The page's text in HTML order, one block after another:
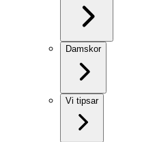
Damskor
Vi tipsar